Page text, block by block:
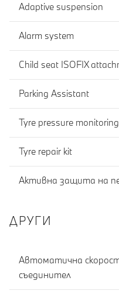
Adaptive suspension
Alarm system
Child seat ISOFIX
Parking Assistant
Tyre pressure
Tyre repair kit
Активна защита на
ДРУГИ
Автоматична
съединител